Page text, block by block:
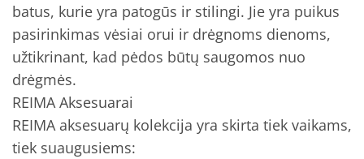
batus, kurie yra patogūs ir stilingi. Jie yra puikus
pasirinkimas vėsiai orui ir drėgnoms dienoms,
užtikrinant, kad pėdos būtų saugomos nuo
drėgmės.
REIMA Aksesuarai
REIMA aksesuarų kolekcija yra skirta tiek vaikams,
tiek suaugusiems: